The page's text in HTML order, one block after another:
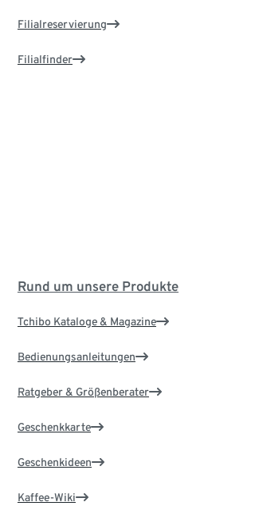
Filialreservierung
Filialfinder
Rund um unsere Produkte
Tchibo Kataloge & Magazine
Bedienungsanleitungen
Ratgeber & Größenberater
Geschenkkarte
Geschenkideen
Kaffee-Wiki